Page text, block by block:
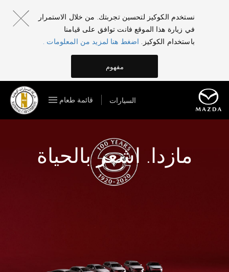
نستخدم الكوكيز لتحسين تجربتك. من خلال الاستمرار
في زيارة هذا الموقع فانت توافق على قيامنا
باستخدام الكوكيز.
اضغط هنا لمزيد من المعلومات .
مفهوم
السيارات قائمة طعام
مازدا. اشعر بالحياة